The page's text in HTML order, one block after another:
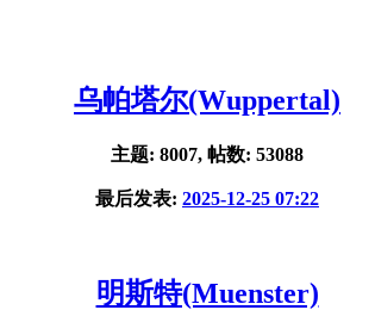
乌帕塔尔(Wuppertal)
主题: 8007, 帖数: 53088
最后发表: 2025-12-25 07:22
明斯特(Muenster)